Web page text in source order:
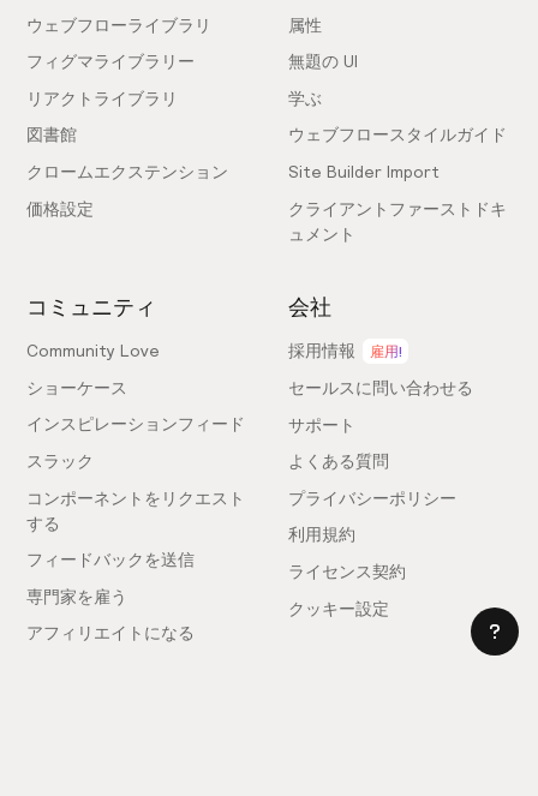
ウェブフローライブラリ
フィグマライブラリー
リアクトライブラリ
図書館
クロームエクステンション
価格設定
属性
無題の UI
学ぶ
ウェブフロースタイルガイド
Site Builder Import
クライアントファーストドキ
ュメント
コミュニティ
Community Love
ショーケース
インスピレーションフィード
スラック
コンポーネントをリクエスト
する
フィードバックを送信
専門家を雇う
アフィリエイトになる
会社
採用情報 雇用!
セールスに問い合わせる
サポート
よくある質問
プライバシーポリシー
利用規約
ライセンス契約
クッキー設定